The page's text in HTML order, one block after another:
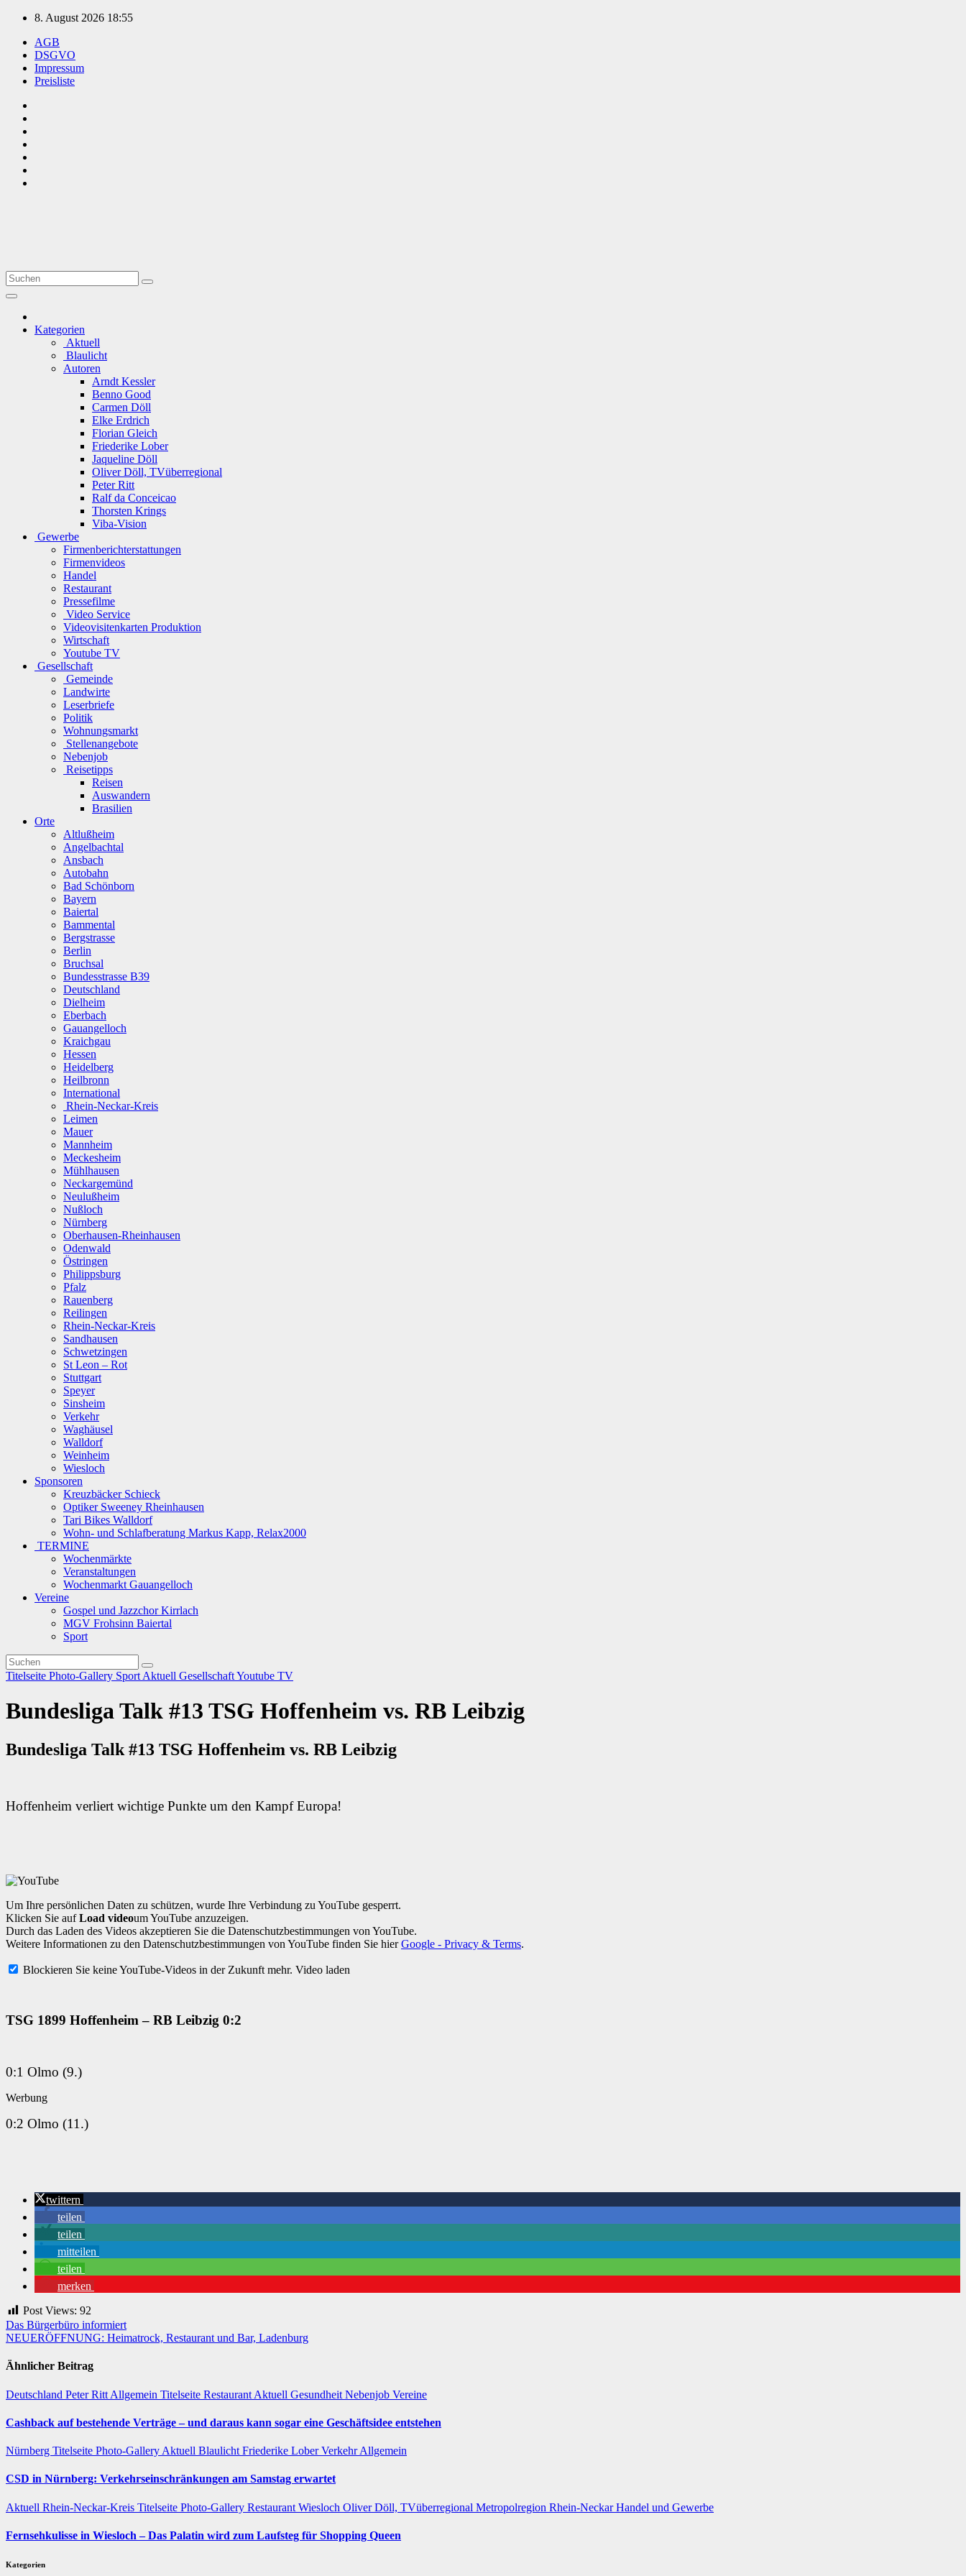
Zum
springen
8. August 2026 18:55
AGB
DSGVO
Impressum
Preisliste
Kategorien
Aktuell
Blaulicht
Autoren
Arndt Kessler
Benno Good
Carmen Döll
Elke Erdrich
Florian Gleich
Friederike Lober
Jaqueline Döll
Oliver Döll, TVüberregional
Peter Ritt
Ralf da Conceicao
Thorsten Krings
Viba-Vision
Gewerbe
Firmenberichterstattungen
Firmenvideos
Handel
Restaurant
Pressefilme
Video Service
Videovisitenkarten Produktion
Wirtschaft
Youtube TV
Gesellschaft
Gemeinde
Landwirte
Leserbriefe
Politik
Wohnungsmarkt
Stellenangebote
Nebenjob
Reisetipps
Reisen
Auswandern
Brasilien
Orte
Altlußheim
Angelbachtal
Ansbach
Autobahn
Bad Schönborn
Bayern
Baiertal
Bammental
Bergstrasse
Berlin
Bruchsal
Bundesstrasse B39
Deutschland
Dielheim
Eberbach
Gauangelloch
Kraichgau
Hessen
Heidelberg
Heilbronn
International
Rhein-Neckar-Kreis
Leimen
Mauer
Mannheim
Meckesheim
Mühlhausen
Neckargemünd
Neulußheim
Nußloch
Nürnberg
Oberhausen-Rheinhausen
Odenwald
Östringen
Philippsburg
Pfalz
Rauenberg
Reilingen
Rhein-Neckar-Kreis
Sandhausen
Schwetzingen
St Leon – Rot
Stuttgart
Speyer
Sinsheim
Verkehr
Waghäusel
Walldorf
Weinheim
Wiesloch
Sponsoren
Kreuzbäcker Schieck
Optiker Sweeney Rheinhausen
Tari Bikes Walldorf
Wohn- und Schlafberatung Markus Kapp, Relax2000
TERMINE
Wochenmärkte
Veranstaltungen
Wochenmarkt Gauangelloch
Vereine
Gospel und Jazzchor Kirrlach
MGV Frohsinn Baiertal
Sport
Titelseite Photo-Gallery Sport Aktuell GesellschaftYoutube TV
Bundesliga Talk #13 TSG Hoffenheim vs. RB Leibzig
Bundesliga Talk #13 TSG Hoffenheim vs. RB Leibzig
Hoffenheim verliert wichtige Punkte um den Kampf Europa!
Um Ihre persönlichen Daten zu schützen, wurde Ihre Verbindung zu YouTube gesperrt.
Klicken Sie aufLoad videoum YouTube anzuzeigen.
Durch das Laden des Videos akzeptieren Sie die Datenschutzbestimmungen von YouTube.
Weitere Informationen zu den Datenschutzbestimmungen von YouTube finden Sie hierGoogle - Privacy & Terms.
Blockieren Sie keine YouTube-Videos in der Zukunft mehr. Video laden
TSG 1899 Hoffenheim – RB Leibzig 0:2
0:1 Olmo (9.)
Werbung
0:2 Olmo (11.)
twittern
teilen
teilen
mitteilen
teilen
merken
Post Views: 92
Beitragsnavigation
Das Bürgerbüro informiert
NEUERÖFFNUNG: Heimatrock, Restaurant und Bar, Ladenburg
Ähnlicher Beitrag
Deutschland Peter Ritt Allgemein Titelseite Restaurant Aktuell Gesundheit Nebenjob Vereine
Cashback auf bestehende Verträge – und daraus kann sogar eine Geschäftsidee entstehen
Nürnberg Titelseite Photo-Gallery Aktuell Blaulicht Friederike LoberVerkehrAllgemein
CSD in Nürnberg: Verkehrseinschränkungen am Samstag erwartet
Aktuell Rhein-Neckar-Kreis Titelseite Photo-Gallery Restaurant Wiesloch Oliver Döll, TVüberregional Metropolregion Rhein-Neckar Handel und Gewerbe
Fernsehkulisse in Wiesloch – Das Palatin wird zum Laufsteg für Shopping Queen
Kategorien